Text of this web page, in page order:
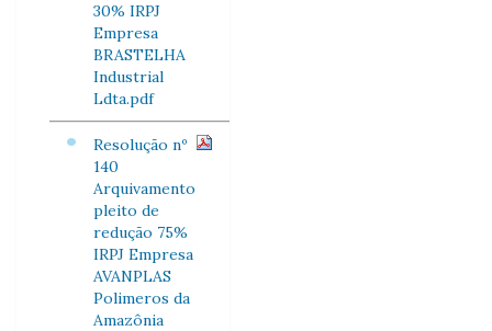
30% IRPJ
Empresa
BRASTELHA
Industrial
Ldta.pdf
Resolução nº
140
Arquivamento
pleito de
redução 75%
IRPJ Empresa
AVANPLAS
Polimeros da
Amazônia